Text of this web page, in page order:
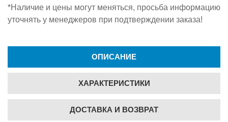
*Наличие и цены могут меняться, просьба информацию
уточнять у менеджеров при подтверждении заказа!
ОПИСАНИЕ
ХАРАКТЕРИСТИКИ
ДОСТАВКА И ВОЗВРАТ